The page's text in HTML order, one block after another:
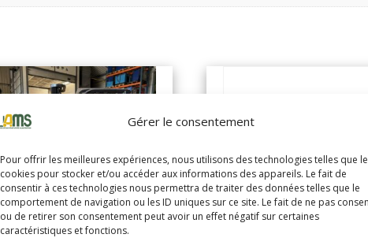
Gérer le consentement
Pour offrir les meilleures expériences, nous utilisons des technologies telles que
cookies pour stocker et/ou accéder aux informations des appareils. Le fait de
consentir à ces technologies nous permettra de traiter des données telles que le
comportement de navigation ou les ID uniques sur ce site. Le fait de ne pas
ou de retirer son consentement peut avoir un effet négatif sur certaines
caractéristiques et fonctions.
YALE ERP16VF